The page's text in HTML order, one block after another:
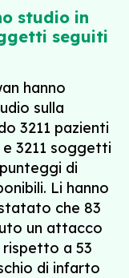
studio in
seguiti
hanno
sulla
3211 pazienti
3211 soggetti
di
Li hanno
che 83
un attacco
a 53
di infarto